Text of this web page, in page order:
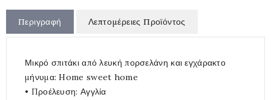
Περιγραφή Λεπτομέρειες Προϊόντος
Μικρό σπιτάκι από λευκή πορσελάνη και εγχάρακτο
μήνυμα: Home sweet home
• Προέλευση: Αγγλία